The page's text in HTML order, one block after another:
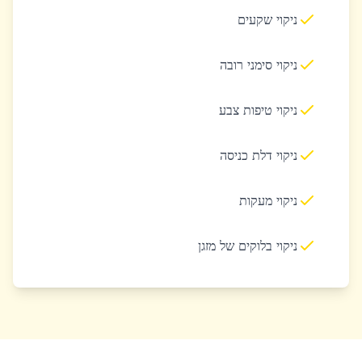
ניקוי שקעים
ניקוי סימני רובה
ניקוי טיפות צבע
ניקוי דלת כניסה
ניקוי מעקות
ניקוי בלוקים של מזגן